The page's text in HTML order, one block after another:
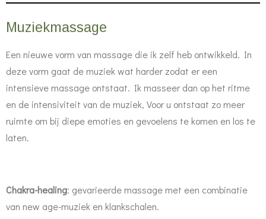
Muziekmassage
Een nieuwe vorm van massage die ik zelf heb ontwikkeld. In
deze vorm gaat de muziek wat harder zodat er een
intensieve massage ontstaat. Ik masseer dan op het ritme
en de intensiviteit van de muziek, Voor u ontstaat zo meer
ruimte om bij diepe emoties en gevoelens te komen en los te
laten.
Chakra-healing: gevarieerde massage met een combinatie
van new age-muziek en klankschalen.